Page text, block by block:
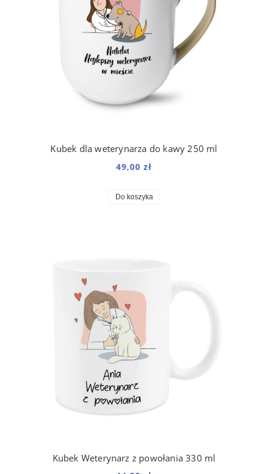
Kubek dla weterynarza do kawy 250 ml
49,00 zł
Do koszyka
Kubek Weterynarz z powołania 330 ml